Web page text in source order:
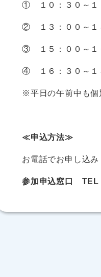
① １０：３０～１
② １３：００～１
③ １５：００～１
④ １６：３０～１
※平日の午前中も個
≪申込方法≫
お電話でお申し込み
参加申込窓口